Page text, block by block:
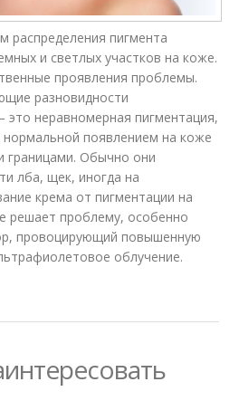
распределения пигмента
и светлых участков на коже.
проявления проблемы.
разновидности
неравномерная пигментация,
появлением на коже
границами. Обычно они
лба, щек, иногда на
крема от пигментации на
решает проблему, особенно
провоцирующий повышенную
облучение.